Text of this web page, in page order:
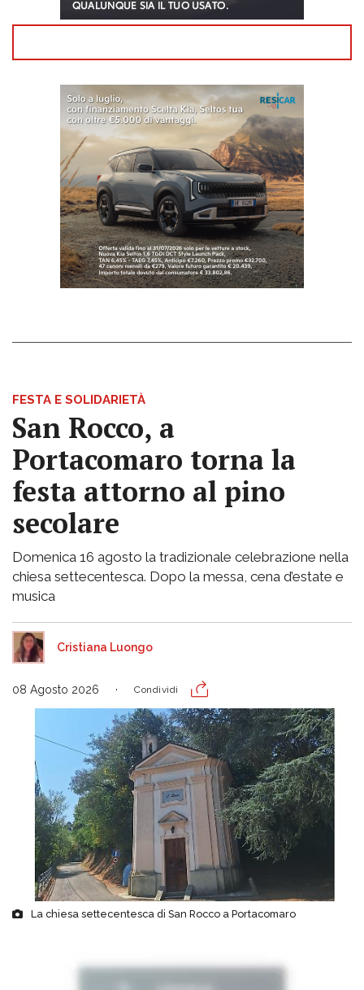
FESTA E SOLIDARIETÀ
San Rocco, a
Portacomaro torna la
festa attorno al pino
secolare
Domenica 16 agosto la tradizionale celebrazione nella
chiesa settecentesca. Dopo la messa, cena d’estate e
musica
Cristiana Luongo
08 Agosto 2026 Condividi
La chiesa settecentesca di San Rocco a Portacomaro